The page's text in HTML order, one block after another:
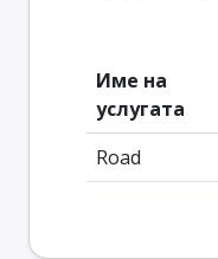
Име на
услугата
Road